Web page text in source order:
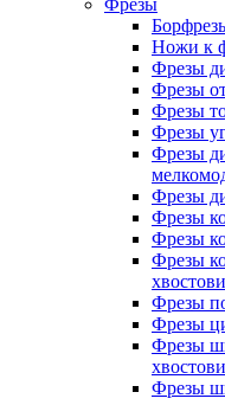
Фрезы
Ножи к
Фрезы
Фрезы
Фрезы
Фрезы
Фрезы
Фрезы
Фрезы
Фрезы
Фрезы
Фрезы
Фрезы
Фрезы
Фрезы